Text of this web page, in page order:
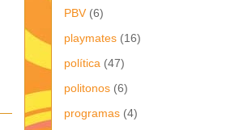
PBV (6)
playmates (16)
política (47)
politonos (6)
programas (4)